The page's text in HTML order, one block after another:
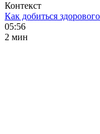
Контекст
Как добиться
05:56
2 мин